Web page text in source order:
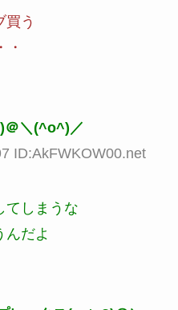
買う
・
＠＼(^o^)／
ID:AkFWKOW00.net
てしまうな
んだよ